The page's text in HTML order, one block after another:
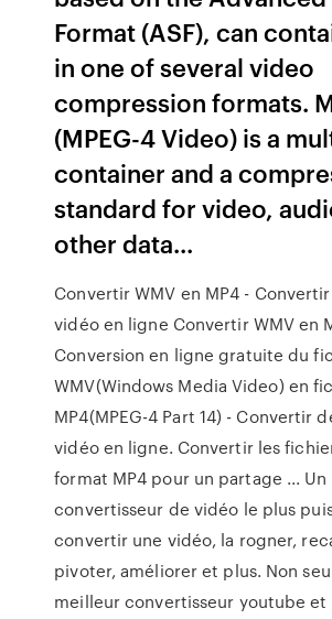
Format (ASF), can
in one of several video
compression formats.
(MPEG-4 Video) is a
container and a
standard for video,
other data...
Convertir WMV en MP4 -
vidéo en ligne Convertir WMV en
Conversion en ligne gratuite du
WMV(Windows Media Video) en
MP4(MPEG-4 Part 14) - Convertir
vidéo en ligne. Convertir les
format MP4 pour un partage ... Un
convertisseur de vidéo le plus
convertir une vidéo, la rogner,
pivoter, améliorer et plus. Non
meilleur convertisseur youtube et